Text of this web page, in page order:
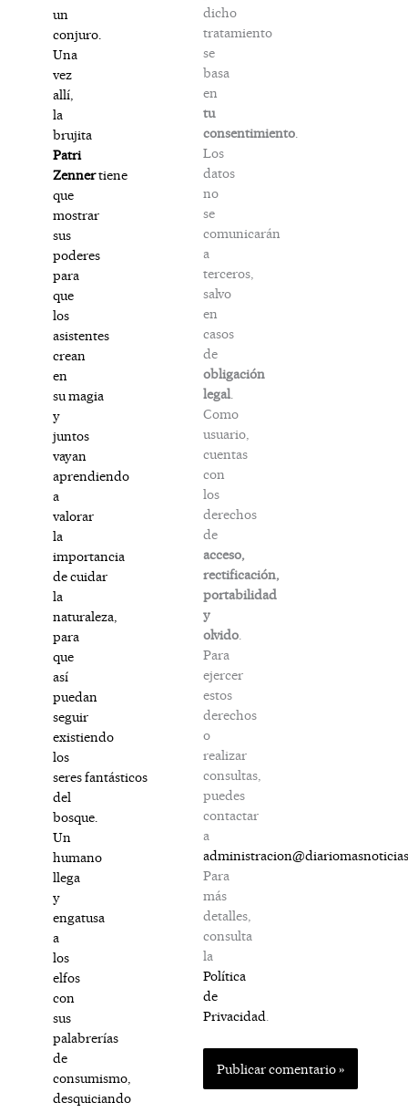
un
conjuro.
Una
vez
allí,
la
brujita
Patri
Zennertiene
que
mostrar
sus
poderes
para
que
los
asistentes
crean
en
su magia
y
juntos
vayan
aprendiendo
a
valorar
la
importancia
de cuidar
la
naturaleza,
para
que
así
puedan
seguir
existiendo
los
seres fantásticos
del
bosque.
Un
humano
llega
y
engatusa
a
los
elfos
con
sus
palabrerías
de
consumismo,
desquiciando
dicho
tratamiento
se
basa
en
tu
consentimiento.
Los
datos
no
se
comunicarán
a
terceros,
salvo
en
casos
de
obligación
legal.
Como
usuario,
cuentas
con
los
derechos
de
acceso,
rectificación,
portabilidad
y
olvido.
Para
ejercer
estos
derechos
o
realizar
consultas,
puedes
contactar
a
Para
más
detalles,
consulta
la
Política
de
Privacidad